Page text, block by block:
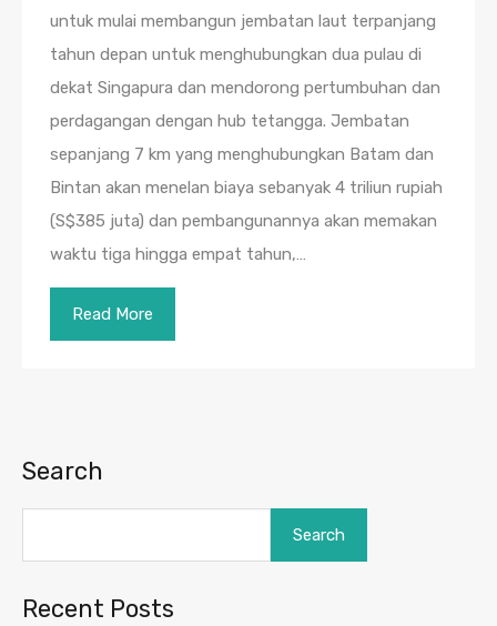
untuk mulai membangun jembatan laut terpanjang
tahun depan untuk menghubungkan dua pulau di
dekat Singapura dan mendorong pertumbuhan dan
perdagangan dengan hub tetangga. Jembatan
sepanjang 7 km yang menghubungkan Batam dan
Bintan akan menelan biaya sebanyak 4 triliun rupiah
(S$385 juta) dan pembangunannya akan memakan
waktu tiga hingga empat tahun,…
Read More
Search
Search
Recent Posts